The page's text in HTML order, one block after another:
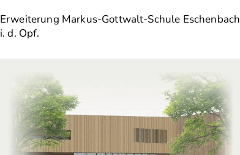
Erweiterung Markus-Gottwalt-Schule Eschenbach
i. d. Opf.